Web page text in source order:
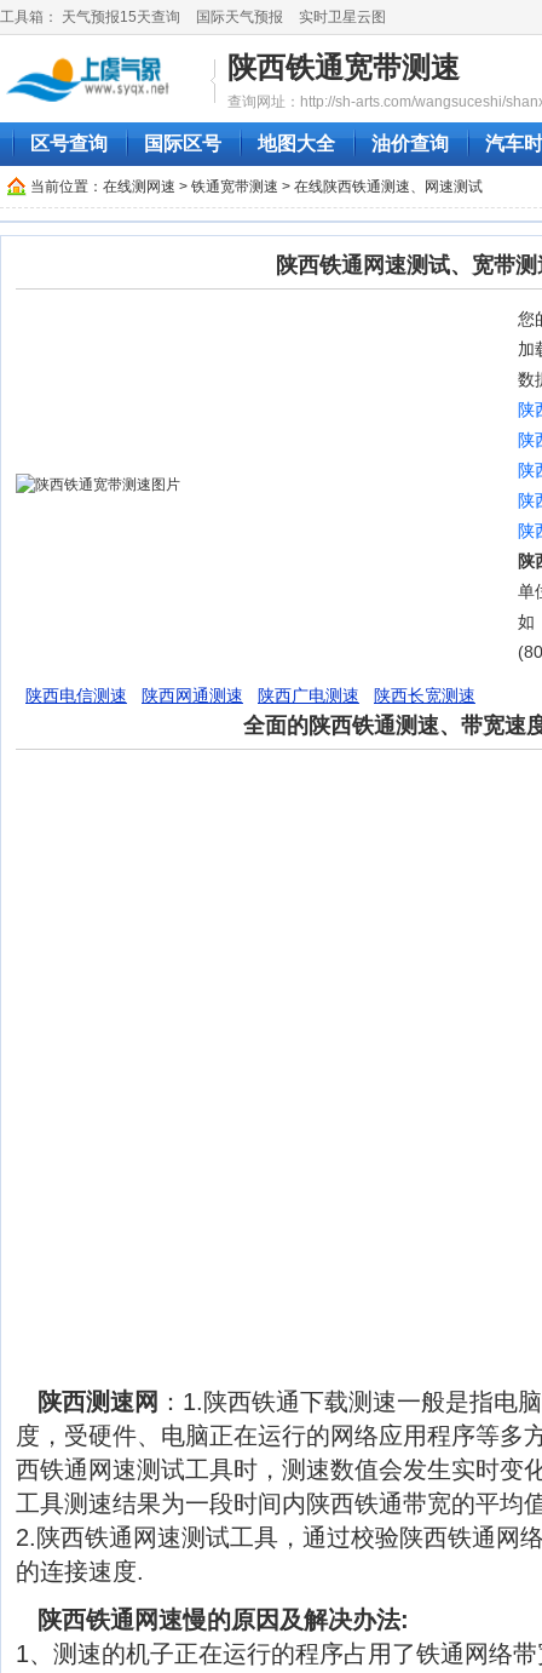
工具箱： 天气预报15天查询 国际天气预报 实时卫星云图
陕西铁通宽带测速
查询网址：http://sh-arts.com/wangsuceshi/
区号查询 国际区号 地图大全 油价查询 汽车
当前位置： 在线测网速 > 铁通宽带测速 > 在线陕西铁通测速、网速测试
陕西铁通网速测试、宽带测
您
加
数
陕
陕
陕
陕
陕
陕
单
如
陕西电信测速 陕西网通测速 陕西广电测速 陕西长宽测速
全面的陕西铁通测速、带宽速
陕西测速网 ：1.陕西铁通下载测速一般是指电
度，受硬件、电脑正在运行的网络应用程序等多
西铁通网速测试工具时，测速数值会发生实时变
工具测速结果为一段时间内陕西铁通带宽的平均
2.陕西铁通网速测试工具，通过校验陕西铁通网
的连接速度.
陕西铁通网速慢的原因及解决办法:
1、测速的机子正在运行的程序占用了铁通网络